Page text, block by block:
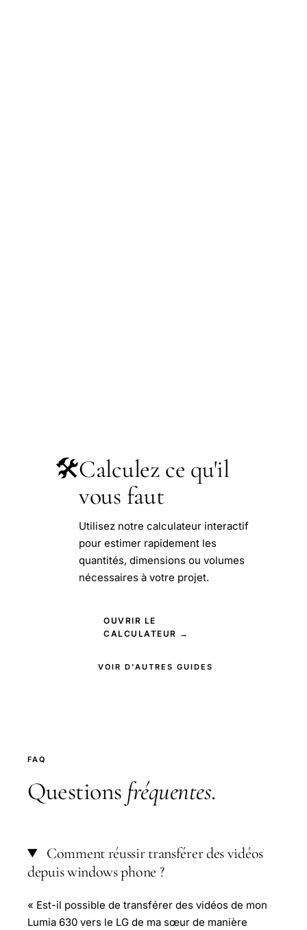
🛠️Calculez ce qu'il
vous faut
Utilisez notre calculateur interactif
pour estimer rapidement les
quantités, dimensions ou volumes
nécessaires à votre projet.
OUVRIR LE
CALCULATEUR →
VOIR D'AUTRES GUIDES
FAQ
Questions fréquentes.
Comment réussir transférer des vidéos
depuis windows phone ?
« Est-il possible de transférer des vidéos de mon
Lumia 630 vers le LG de ma sœur de manière